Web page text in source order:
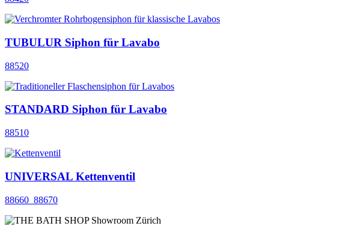
TUBULUR Siphon für Lavabo
88520
STANDARD Siphon für Lavabo
88510
UNIVERSAL Kettenventil
88660_88670